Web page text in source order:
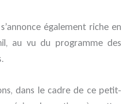
également riche en
au vu du programme des
dans le cadre de ce petit-